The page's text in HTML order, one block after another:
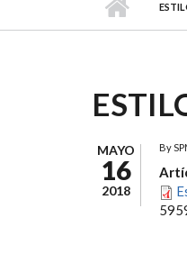
MAYO
16
2018
By